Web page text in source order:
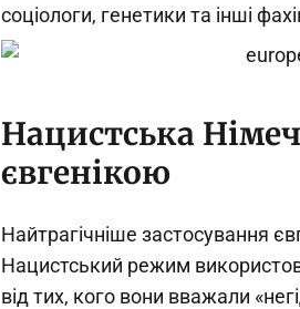
соціологи, генетики та інші
Нацистська
євгенікою
Найтрагічніше застосування
Нацистський режим
від тих, кого вони вважали